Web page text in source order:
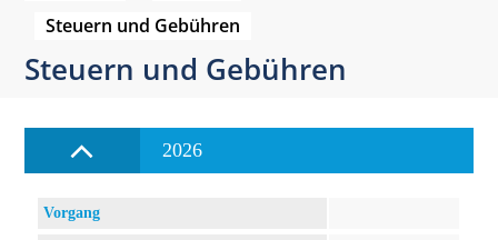
Steuern und Gebühren
Steuern und Gebühren
2026
Vorgang